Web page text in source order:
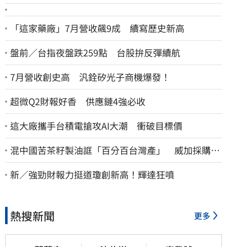
「這家藥廠」7月營收飆9成 續寫歷史新高
盤前／台指夜盤跌259點 台股拚反彈續航
7月營收創史高 汎銓矽光子商機爆發！
超微Q2財報好香 供應鏈4強必收
這大廠攜手台積電搶攻AI大潮 衝破目標價
混中國苦茶籽製油誆「百分百台灣產」 威加採購
員、中間人收押禁見
新／強勁財報力挺道瓊創新高！輝達狂噴
熱搜新聞 更多